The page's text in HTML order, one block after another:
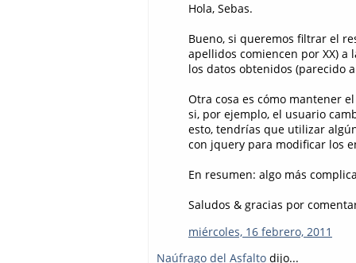
Hola, Sebas.
Bueno, si queremos filtrar el
apellidos comiencen por XX) a
los datos obtenidos (parecido
Otra cosa es cómo mantener
si, por ejemplo, el usuario
esto, tendrías que utilizar
con jquery para modificar los
En resumen: algo más
Saludos & gracias por
miércoles, 16 febrero, 2011
Naúfrago del Asfalto dijo...